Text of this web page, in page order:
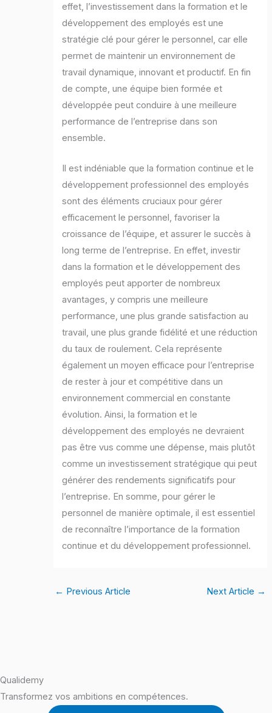
effet, l’investissement dans la formation et le
développement des employés est une
stratégie clé pour gérer le personnel, car elle
permet de maintenir un environnement de
travail dynamique, innovant et productif. En fin
de compte, une équipe bien formée et
développée peut conduire à une meilleure
performance de l’entreprise dans son
ensemble.
Il est indéniable que la formation continue et le
développement professionnel des employés
sont des éléments cruciaux pour gérer
efficacement le personnel, favoriser la
croissance de l’équipe, et assurer le succès à
long terme de l’entreprise. En effet, investir
dans la formation et le développement des
employés peut apporter de nombreux
avantages, y compris une meilleure
performance, une plus grande satisfaction au
travail, une plus grande fidélité et une réduction
du taux de roulement. Cela représente
également un moyen efficace pour l’entreprise
de rester à jour et compétitive dans un
environnement commercial en constante
évolution. Ainsi, la formation et le
développement des employés ne devraient
pas être vus comme une dépense, mais plutôt
comme un investissement stratégique qui peut
générer des rendements significatifs pour
l’entreprise. En somme, pour gérer le
personnel de manière optimale, il est essentiel
de reconnaître l’importance de la formation
continue et du développement professionnel.
← Previous Article Next Article →
Qualidemy
Transformez vos ambitions en compétences.